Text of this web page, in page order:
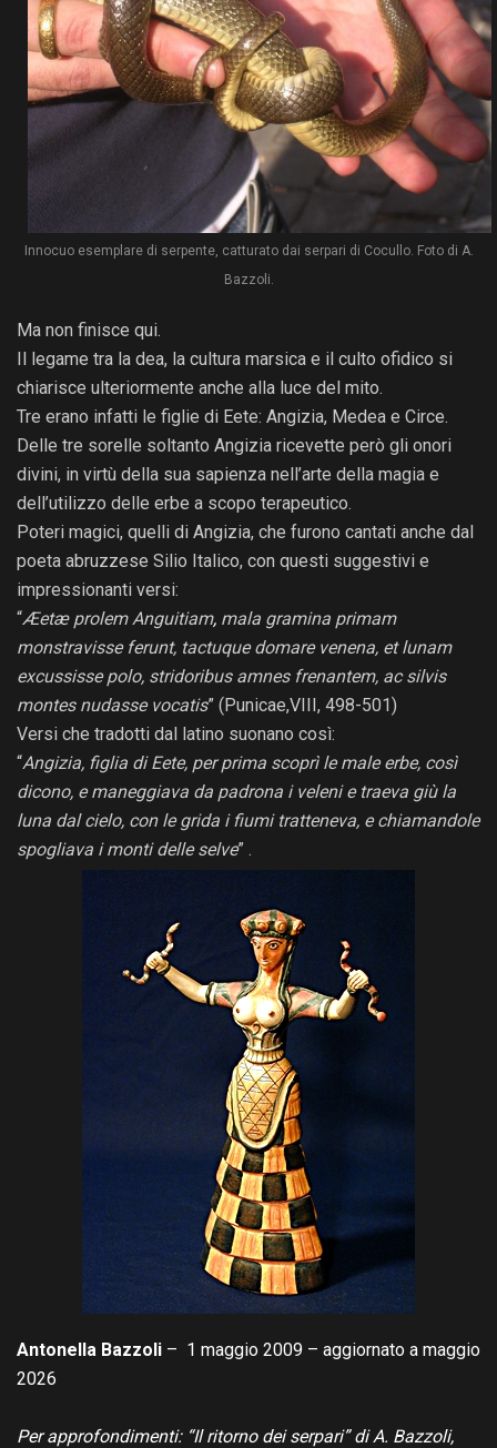
Innocuo esemplare di serpente, catturato dai serpari di Cocullo. Foto di A.
Bazzoli.
Ma non finisce qui.
Il legame tra la dea, la cultura marsica e il culto ofidico si
chiarisce ulteriormente anche alla luce del mito.
Tre erano infatti le figlie di Eete: Angizia, Medea e Circe.
Delle tre sorelle soltanto Angizia ricevette però gli onori
divini, in virtù della sua sapienza nell’arte della magia e
dell’utilizzo delle erbe a scopo terapeutico.
Poteri magici, quelli di Angizia, che furono cantati anche dal
poeta abruzzese Silio Italico, con questi suggestivi e
impressionanti versi:
“Æetæ prolem Anguitiam, mala gramina primam
monstravisse ferunt, tactuque domare venena, et lunam
excussisse polo, stridoribus amnes frenantem, ac silvis
montes nudasse vocatis” (Punicae,VIII, 498-501)
Versi che tradotti dal latino suonano così:
“Angizia, figlia di Eete, per prima scoprì le male erbe, così
dicono, e maneggiava da padrona i veleni e traeva giù la
luna dal cielo, con le grida i fiumi tratteneva, e chiamandole
spogliava i monti delle selve” .
Antonella Bazzoli – 1 maggio 2009 – aggiornato a maggio
2026
Per approfondimenti: “Il ritorno dei serpari” di A. Bazzoli,